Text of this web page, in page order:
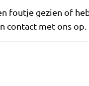
foutje gezien of
contact met ons op.